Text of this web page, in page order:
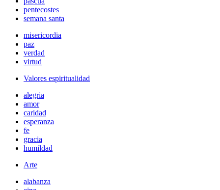
pentecostes
semana santa
misericordia
paz
verdad
virtud
Valores espiritualidad
alegria
amor
caridad
esperanza
fe
gracia
humildad
Arte
alabanza